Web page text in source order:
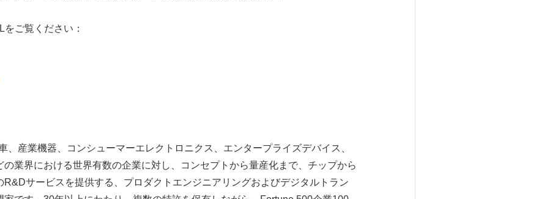
ご覧ください：
、産業機器、コンシューマーエレクトロニクス、エンタープライズデバイス、
業界における世界有数の企業に対し、コンセプトから量産化まで、チップから
R&Dサービスを提供する、プロダクトエンジニアリングおよびデジタルトラン